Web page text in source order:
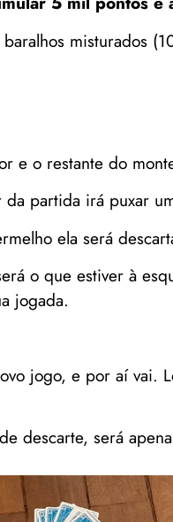
misturados
e o restante do
partida irá puxar
ela será
o que estiver à
jogada.
jogo, e por aí vai.
descarte, será